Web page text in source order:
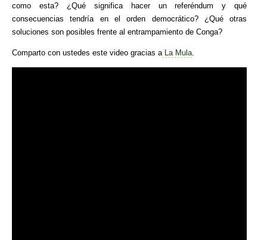
como esta? ¿Qué significa hacer un referéndum y qué
consecuencias tendría en el orden democrático? ¿Qué otras
soluciones son posibles frente al entrampamiento de Conga?
Comparto con ustedes este video gracias a La Mula